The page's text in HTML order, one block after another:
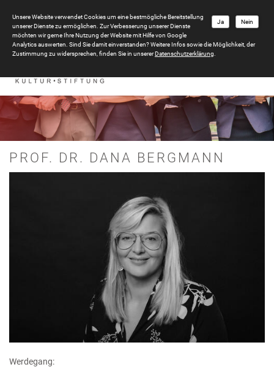
PROF. DR. DANA BERGMANN
Werdegang:
Nein
Ja
Unsere Website verwendet Cookies um eine bestmögliche Bereitstellung
unserer Dienste zu ermöglichen. Zur Verbesserung unserer Dienste
möchten wir gerne Ihre Nutzung der Website mit Hilfe von Google
Analytics auswerten. Sind Sie damit einverstanden? Weitere Infos sowie die Möglichkeit, der
Zustimmung zu widersprechen, finden Sie in unsererDatenschutzerklärung